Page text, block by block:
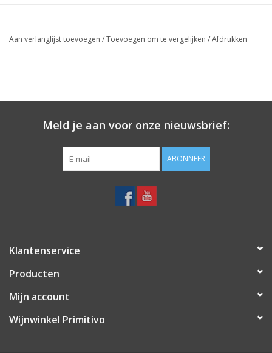
appelsien.
sinaasappelen, rietsuiker en een geheime kruidenmix.
vintage wijnglazenvan 18 cl om het perfecte aperitief
Vylmer à l'Orange is ook beschikbaar als losse fles van 75 cl.
Aan verlanglijst toevoegen /Toevoegen om te vergelijken /Afdrukken
Meld je aan voor onze nieuwsbrief:
ABONNEER
Klantenservice
Producten
Mijn account
Wijnwinkel Primitivo